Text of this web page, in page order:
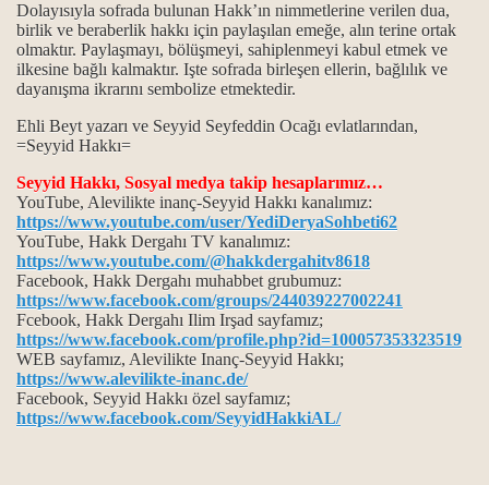
Dolayısıyla sofrada bulunan Hakk’ın nimmetlerine verilen dua,
birlik ve beraberlik hakkı için paylaşılan emeğe, alın terine ortak
olmaktır. Paylaşmayı, bölüşmeyi, sahiplenmeyi kabul etmek ve
ilkesine bağlı kalmaktır. Işte sofrada birleşen ellerin, bağlılık ve
dayanışma ikrarını sembolize etmektedir.
Ehli Beyt yazarı ve Seyyid Seyfeddin Ocağı evlatlarından,
=Seyyid Hakkı=
Seyyid Hakkı, Sosyal medya takip hesaplarımız…
YouTube, Alevilikte inanç-Seyyid Hakkı kanalımız:
https://www.youtube.com/user/YediDeryaSohbeti62
YouTube, Hakk Dergahı TV kanalımız:
https://www.youtube.com/@hakkdergahitv8618
Facebook, Hakk Dergahı muhabbet grubumuz:
https://www.facebook.com/groups/244039227002241
Fcebook, Hakk Dergahı Ilim Irşad sayfamız;
https://www.facebook.com/profile.php?id=100057353323519
WEB sayfamız, Alevilikte Inanç-Seyyid Hakkı;
https://www.alevilikte-inanc.de/
Facebook, Seyyid Hakkı özel sayfamız;
https://www.facebook.com/SeyyidHakkiAL/
verilen gülbenkleri…
arasındaki fark...